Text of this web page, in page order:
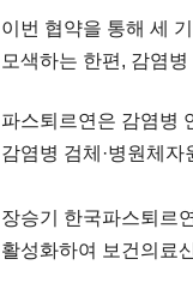
이번 협약을 통해 세
모색하는 한편, 감염
파스퇴르연은 감염병
감염병 검체·병원체
장승기 한국파스퇴르
활성화하여 보건의료